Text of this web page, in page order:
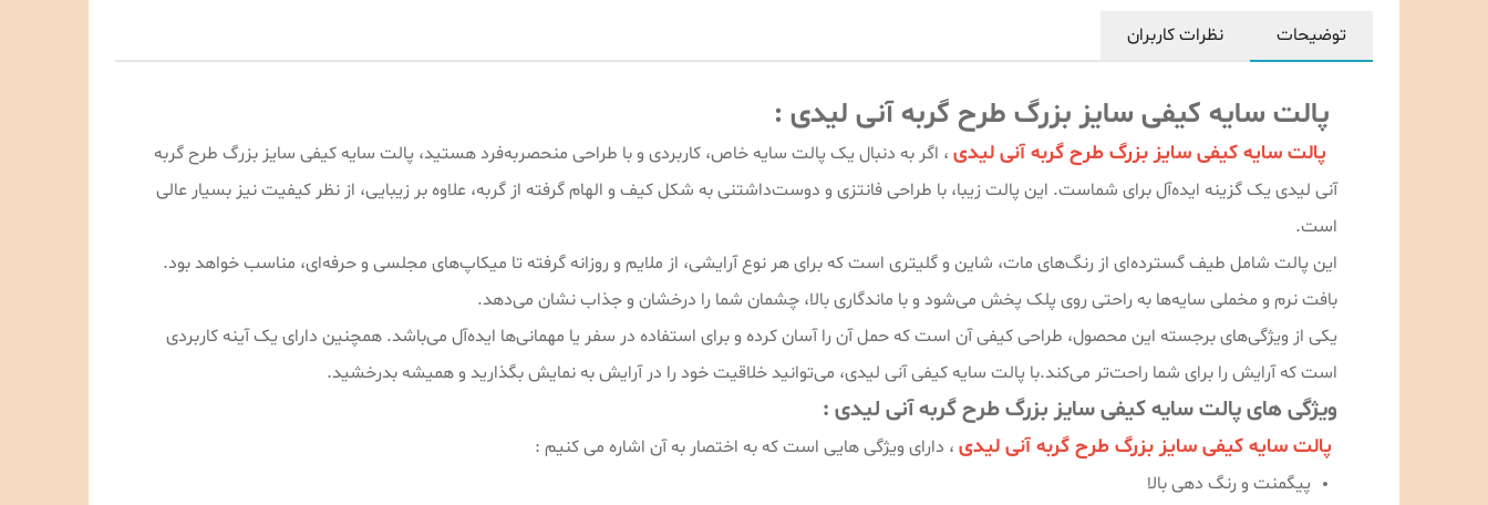
توضیحات نظرات کاربران
پالت سایه کیفی سایز بزرگ طرح گربه آنی لیدی :
پالت سایه کیفی سایز بزرگ طرح گربه آنی لیدی ، اگر به دنبال یک پالت سایه خاص، کاربردی و با طراحی منحصربه‌فرد هستید، پالت سایه کیفی سایز بزرگ طرح گربه
آنی لیدی یک گزینه ایده‌آل برای شماست. این پالت زیبا، با طراحی فانتزی و دوست‌داشتنی به شکل کیف و الهام گرفته از گربه، علاوه بر زیبایی، از نظر کیفیت نیز بسیار عالی
است.
این پالت شامل طیف گسترده‌ای از رنگ‌های مات، شاین و گلیتری است که برای هر نوع آرایشی، از ملایم و روزانه گرفته تا میکاپ‌های مجلسی و حرفه‌ای، مناسب خواهد بود.
بافت نرم و مخملی سایه‌ها به راحتی روی پلک پخش می‌شود و با ماندگاری بالا، چشمان شما را درخشان و جذاب نشان می‌دهد.
یکی از ویژگی‌های برجسته این محصول، طراحی کیفی آن است که حمل آن را آسان کرده و برای استفاده در سفر یا مهمانی‌ها ایده‌آل می‌باشد. همچنین دارای یک آینه کاربردی
است که آرایش را برای شما راحت‌تر می‌کند.با پالت سایه کیفی آنی لیدی، می‌توانید خلاقیت خود را در آرایش به نمایش بگذارید و همیشه بدرخشید.
ویژگی های پالت سایه کیفی سایز بزرگ طرح گربه آنی لیدی :
پالت سایه کیفی سایز بزرگ طرح گربه آنی لیدی ، دارای ویژگی هایی است که به اختصار به آن اشاره می کنیم :
پیگمنت و رنگ دهی بالا